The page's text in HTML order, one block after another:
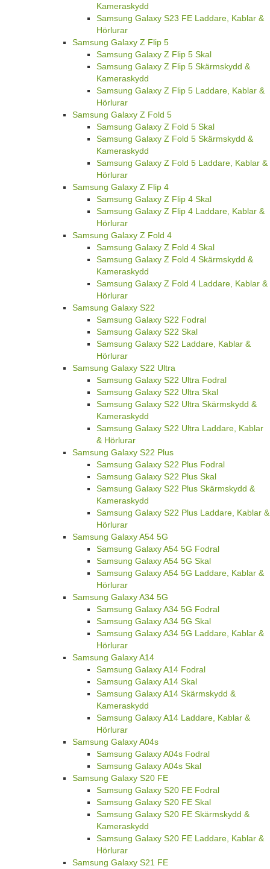
Kameraskydd
Samsung Galaxy S23 FE Laddare, Kablar &
Hörlurar
Samsung Galaxy Z Flip 5
Samsung Galaxy Z Flip 5 Skal
Samsung Galaxy Z Flip 5 Skärmskydd &
Kameraskydd
Samsung Galaxy Z Flip 5 Laddare, Kablar &
Hörlurar
Samsung Galaxy Z Fold 5
Samsung Galaxy Z Fold 5 Skal
Samsung Galaxy Z Fold 5 Skärmskydd &
Kameraskydd
Samsung Galaxy Z Fold 5 Laddare, Kablar &
Hörlurar
Samsung Galaxy Z Flip 4
Samsung Galaxy Z Flip 4 Skal
Samsung Galaxy Z Flip 4 Laddare, Kablar &
Hörlurar
Samsung Galaxy Z Fold 4
Samsung Galaxy Z Fold 4 Skal
Samsung Galaxy Z Fold 4 Skärmskydd &
Kameraskydd
Samsung Galaxy Z Fold 4 Laddare, Kablar &
Hörlurar
Samsung Galaxy S22
Samsung Galaxy S22 Fodral
Samsung Galaxy S22 Skal
Samsung Galaxy S22 Laddare, Kablar &
Hörlurar
Samsung Galaxy S22 Ultra
Samsung Galaxy S22 Ultra Fodral
Samsung Galaxy S22 Ultra Skal
Samsung Galaxy S22 Ultra Skärmskydd &
Kameraskydd
Samsung Galaxy S22 Ultra Laddare, Kablar
& Hörlurar
Samsung Galaxy S22 Plus
Samsung Galaxy S22 Plus Fodral
Samsung Galaxy S22 Plus Skal
Samsung Galaxy S22 Plus Skärmskydd &
Kameraskydd
Samsung Galaxy S22 Plus Laddare, Kablar &
Hörlurar
Samsung Galaxy A54 5G
Samsung Galaxy A54 5G Fodral
Samsung Galaxy A54 5G Skal
Samsung Galaxy A54 5G Laddare, Kablar &
Hörlurar
Samsung Galaxy A34 5G
Samsung Galaxy A34 5G Fodral
Samsung Galaxy A34 5G Skal
Samsung Galaxy A34 5G Laddare, Kablar &
Hörlurar
Samsung Galaxy A14
Samsung Galaxy A14 Fodral
Samsung Galaxy A14 Skal
Samsung Galaxy A14 Skärmskydd &
Kameraskydd
Samsung Galaxy A14 Laddare, Kablar &
Hörlurar
Samsung Galaxy A04s
Samsung Galaxy A04s Fodral
Samsung Galaxy A04s Skal
Samsung Galaxy S20 FE
Samsung Galaxy S20 FE Fodral
Samsung Galaxy S20 FE Skal
Samsung Galaxy S20 FE Skärmskydd &
Kameraskydd
Samsung Galaxy S20 FE Laddare, Kablar &
Hörlurar
Samsung Galaxy S21 FE